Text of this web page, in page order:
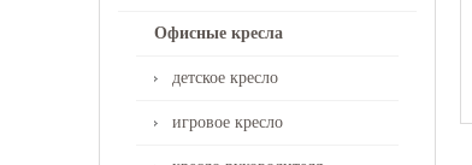
Офисные кресла
детское кресло
игровое кресло